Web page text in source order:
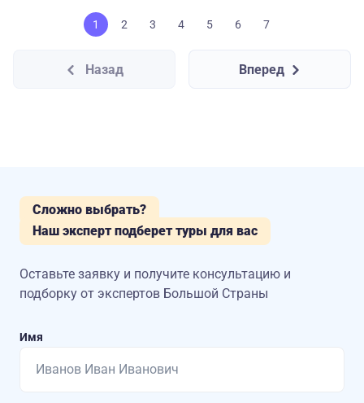
1 2 3 4 5 6 7
Назад Вперед
Сложно выбрать?
Наш эксперт подберет туры для вас
Оставьте заявку и получите консультацию и
подборку от экспертов Большой Страны
Имя